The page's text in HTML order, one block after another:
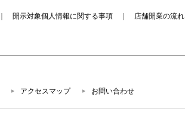
開示対象個人情報に関する事項 店舗開業の流れ
アクセスマップ お問い合わせ